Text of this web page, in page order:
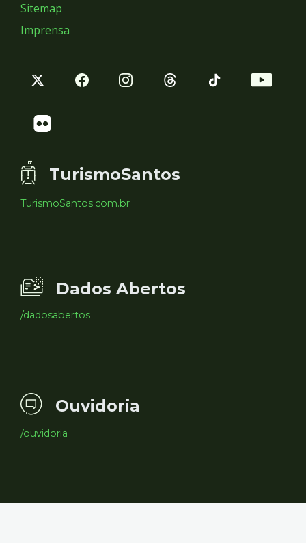
Sitemap
Imprensa
TurismoSantos
TurismoSantos.com.br
Dados Abertos
/dadosabertos
Ouvidoria
/ouvidoria